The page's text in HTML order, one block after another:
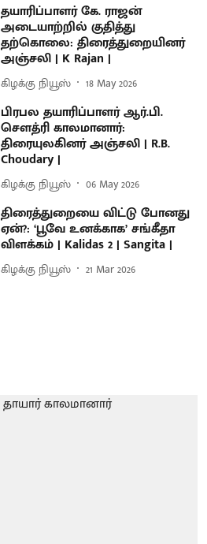
தயாரிப்பாளர் கே. ராஜன்
அடையாற்றில் குதித்து
தற்கொலை: திரைத்துறையினர்
அஞ்சலி | K Rajan |
கிழக்கு நியூஸ் 18 May 2026
பிரபல தயாரிப்பாளர் ஆர்.பி.
சௌத்ரி காலமானார்:
திரையுலகினர் அஞ்சலி | R.B.
Choudary |
கிழக்கு நியூஸ் 06 May 2026
திரைத்துறையை விட்டு போனது
ஏன்?: ‘பூவே உனக்காக’ சங்கீதா
விளக்கம் | Kalidas 2 | Sangita |
கிழக்கு நியூஸ் 21 Mar 2026